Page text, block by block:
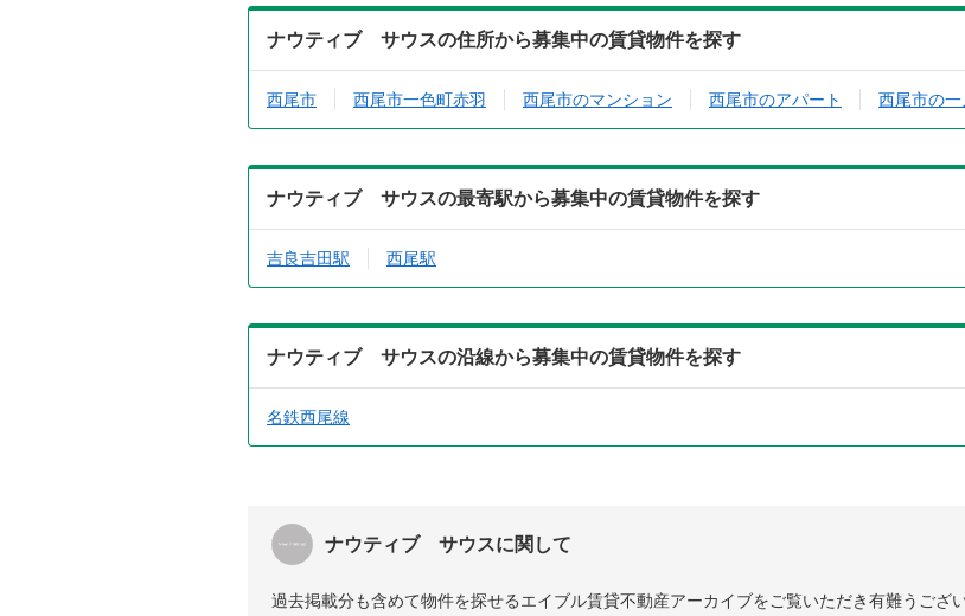
ナウティブ サウスの住所から募集中の賃貸物件を探す
西尾市 西尾市一色町赤羽 西尾市のマンション 西尾市のアパート 西尾市の一
ナウティブ サウスの最寄駅から募集中の賃貸物件を探す
吉良吉田駅 西尾駅
ナウティブ サウスの沿線から募集中の賃貸物件を探す
名鉄西尾線
ナウティブ サウスに関して
過去掲載分も含めて物件を探せるエイブル賃貸不動産アーカイブをご覧いただき有難うござい